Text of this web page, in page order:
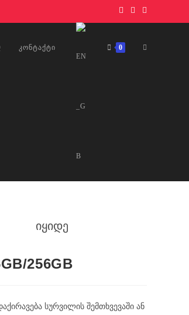
ᲙᲝᲜᲢᲐᲥᲢᲘ 0
იყიდე
256GB
სურვილის შემთხვევაში ან